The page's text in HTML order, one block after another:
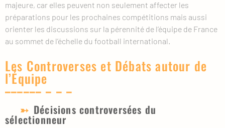
majeure, car elles peuvent non seulement affecter les
préparations pour les prochaines compétitions mais aussi
orienter les discussions sur la pérennité de l’équipe de France
au sommet de l’échelle du football international.
Les Controverses et Débats autour de
l’Équipe
Décisions controversées du
sélectionneur